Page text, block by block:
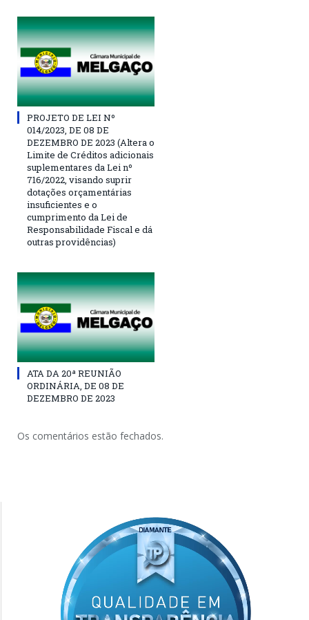
PROJETO DE LEI Nº
014/2023, DE 08 DE
DEZEMBRO DE 2023 (Altera o
Limite de Créditos adicionais
suplementares da Lei nº
716/2022, visando suprir
dotações orçamentárias
insuficientes e o
cumprimento da Lei de
Responsabilidade Fiscal e dá
outras providências)
ATA DA 20ª REUNIÃO
ORDINÁRIA, DE 08 DE
DEZEMBRO DE 2023
Os comentários estão fechados.